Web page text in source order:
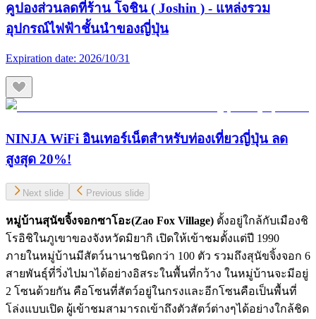
คูปองส่วนลดที่ร้าน โจชิน ( Joshin ) - แหล่งรวม
อุปกรณ์ไฟฟ้าชั้นนำของญี่ปุ่น
Expiration date: 2026/10/31
NINJA WiFi อินเทอร์เน็ตสำหรับท่องเที่ยวญี่ปุ่น ลด
สูงสุด 20%!
Next slide Previous slide
หมู่บ้านสุนัขจิ้งจอกซาโอะ(Zao Fox Village) ตั้งอยู่ใกล้กับเมืองชิ
โรอิชิในภูเขาของจังหวัดมิยากิ เปิดให้เข้าชมตั้งแต่ปี 1990
ภายในหมู่บ้านมีสัตว์นานาชนิดกว่า 100 ตัว รวมถึงสุนัขจิ้งจอก 6
สายพันธุ์ที่วิ่งไปมาได้อย่างอิสระในพื้นที่กว้าง ในหมู่บ้านจะมีอยู่
2 โซนด้วยกัน คือโซนที่สัตว์อยู่ในกรงและอีกโซนคือเป็นพื้นที่
โล่งแบบเปิด ผู้เข้าชมสามารถเข้าถึงตัวสัตว์ต่างๆได้อย่างใกล้ชิด